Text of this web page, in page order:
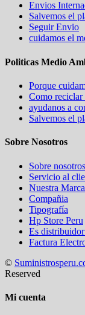
Envios
Salvemos el
Seguir Envio
cuidamos el
Politicas Medio
Porque
Como reciclar
ayudanos a
Salvemos el
Sobre Nosotros
Sobre nosotros
Servicio al
Nuestra Marca
Compañia
Tipografía
Hp Store Peru
Es
Factura
©
Reserved
Mi cuenta